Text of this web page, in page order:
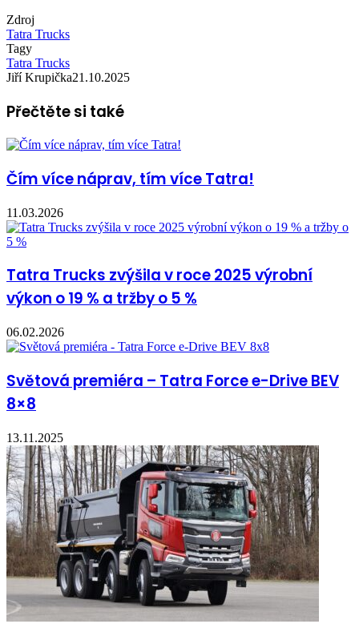
Zdroj
Tatra Trucks
Tagy
Tatra Trucks
Jiří Krupička21.10.2025
Přečtěte si také
Čím více náprav, tím více Tatra!
11.03.2026
Tatra Trucks zvýšila v roce 2025 výrobní
výkon o 19 % a tržby o 5 %
06.02.2026
Světová premiéra – Tatra Force e-Drive BEV
8×8
13.11.2025